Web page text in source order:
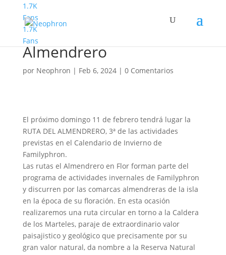
1.7K
Fans
1.7K
Fans
Familyphron Ruta del
Almendrero
por Neophron | Feb 6, 2024| 0 Comentarios
El próximo domingo 11 de febrero tendrá lugar la
RUTA DEL ALMENDRERO, 3ª de las actividades
previstas en el Calendario de Invierno de
Familyphron.
Las rutas el Almendrero en Flor forman parte del
programa de actividades invernales de Familyphron
y discurren por las comarcas almendreras de la isla
en la época de su floración. En esta ocasión
realizaremos una ruta circular en torno a la Caldera
de los Marteles, paraje de extraordinario valor
paisajistico y geológico que precisamente por su
gran valor natural, da nombre a la Reserva Natural